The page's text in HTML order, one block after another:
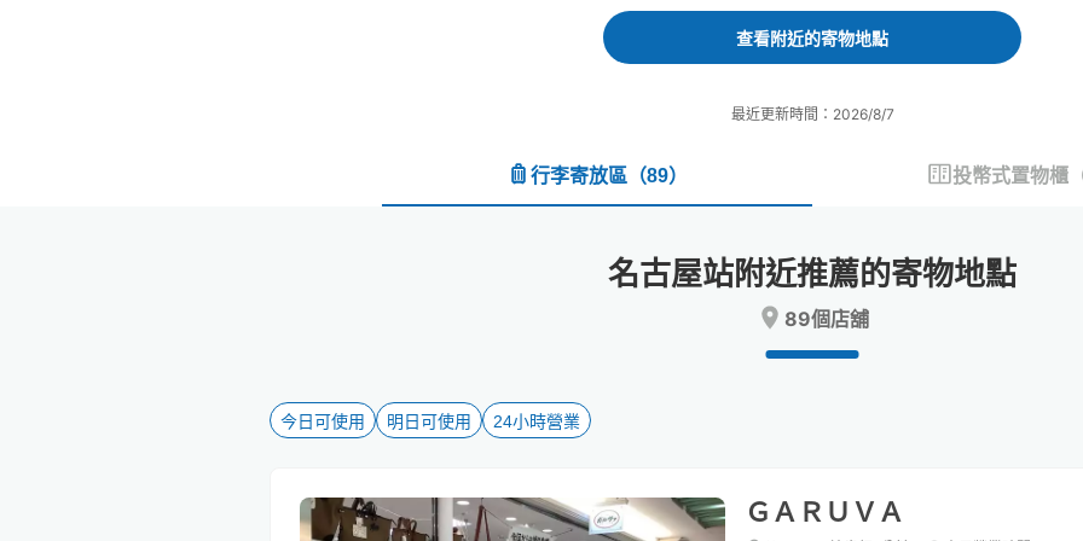
forward
to
the
calendar
select
the
changing
backward
interact
select
the
查看附近的寄物地點
最近更新時間：2026/8/7
行李寄放區 （89） 投幣式置物櫃
名古屋站附近推薦的寄物地點
89個店舖
今日可使用 明日可使用 24小時營業
ＧＡＲＵＶＡ